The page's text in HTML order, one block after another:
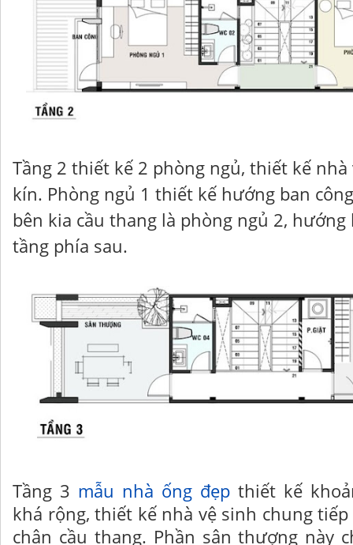
Tầng 2 thiết kế 2 phòng ngủ, thiết kế
kín. Phòng ngủ 1 thiết kế hướng ban
bên kia cầu thang là phòng ngủ 2,
tầng phía sau.
Tầng 3 mẫu nhà ống đẹp thiết kế
khá rộng, thiết kế nhà vệ sinh chung tiếp
chân cầu thang. Phần sân thượng này